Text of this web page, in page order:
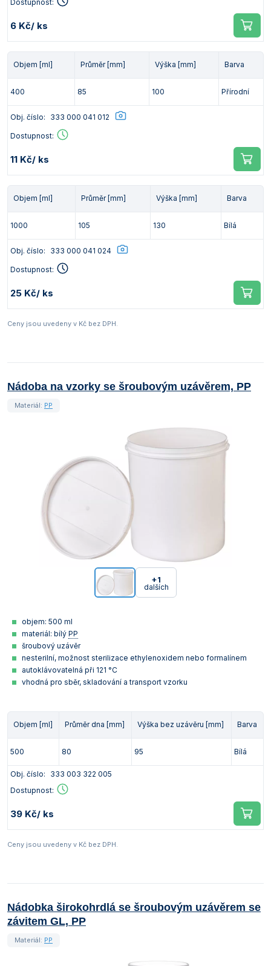
Dostupnost:
6 Kč/ ks
Objem [ml] Průměr [mm] Výška [mm] Barva
400 85 100 Přírodní
Obj. číslo: 333 000 041 012
Dostupnost:
11 Kč/ ks
Objem [ml] Průměr [mm] Výška [mm] Barva
1000 105 130 Bílá
Obj. číslo: 333 000 041 024
Dostupnost:
25 Kč/ ks
Ceny jsou uvedeny v Kč bez DPH.
Nádoba na vzorky se šroubovým uzávěrem, PP
+1
dalších
Materiál: PP
objem: 500 ml
materiál: bílý PP
šroubový uzávěr
nesterilní, možnost sterilizace ethylenoxidem nebo formalínem
autoklávovatelná při 121 °C
vhodná pro sběr, skladování a transport vzorku
Objem [ml] Průměr dna [mm] Výška bez uzávěru [mm] Barva
500 80 95 Bílá
Obj. číslo:
333 003 322 005
Dostupnost:
39 Kč/ ks
Ceny jsou uvedeny v Kč bez DPH.
Nádobka širokohrdlá se šroubovým uzávěrem se
závitem GL, PP
Materiál: PP